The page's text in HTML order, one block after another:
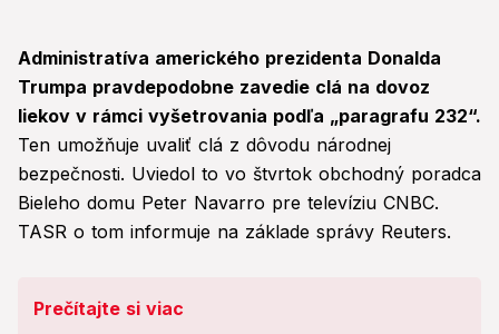
Administratíva amerického prezidenta Donalda
Trumpa pravdepodobne zavedie clá na dovoz
liekov v rámci vyšetrovania podľa „paragrafu 232“.
Ten umožňuje uvaliť clá z dôvodu národnej
bezpečnosti. Uviedol to vo štvrtok obchodný poradca
Bieleho domu Peter Navarro pre televíziu CNBC.
TASR o tom informuje na základe správy Reuters.
Prečítajte si viac